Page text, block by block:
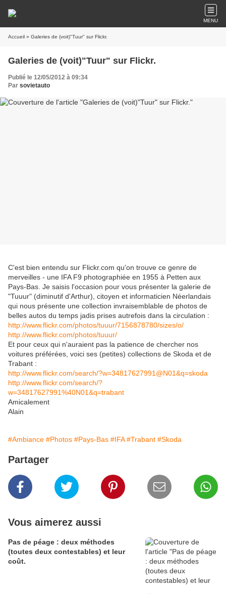
MENU
Accueil » Galeries de (voit)"Tuur" sur Flickr.
Galeries de (voit)"Tuur" sur Flickr.
Publié le 12/05/2012 à 09:34
Par sovietauto
C'est bien entendu sur Flickr.com qu'on trouve ce genre de
merveilles - une IFA F9 photographiée en 1955 à Petten aux
Pays-Bas. Je saisis l'occasion pour vous présenter la galerie de
"Tuuur" (diminutif d'Arthur), citoyen et informaticien Néerlandais
qui nous présente une collection invraisemblable de photos de
belles autos du temps jadis prises autrefois dans la circulation :
http://www.flickr.com/photos/tuuur/7156878780/sizes/o/
http://www.flickr.com/photos/tuuur/
Et pour ceux qui n'auraient pas la patience de chercher nos
voitures préférées, voici ses (petites) collections de Skoda et de
Trabant :
http://www.flickr.com/search/?w=34817627991@N01&q=skoda
http://www.flickr.com/search/?
w=34817627991%40N01&q=trabant
Amicalement
Alain
#Ambiance #Photos #Pays-Bas #IFA #Trabant #Skoda
Partager
Vous aimerez aussi
Pas de péage : deux méthodes
(toutes deux contestables) et leur
coût.